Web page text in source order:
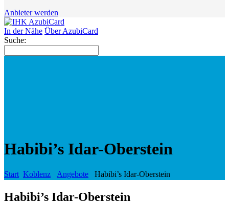
Anbieter werden
In der Nähe Über AzubiCard
Suche:
Habibi’s Idar-Oberstein
Start Koblenz Angebote Habibi’s Idar-Oberstein
Habibi’s Idar-Oberstein